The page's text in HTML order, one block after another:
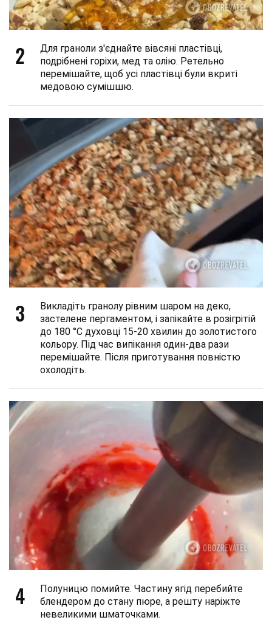
2
Для граноли з'єднайте вівсяні пластівці,
подрібнені горіхи, мед та олію. Ретельно
перемішайте, щоб усі пластівці були вкриті
медовою сумішшю.
3
Викладіть гранолу рівним шаром на деко,
застелене пергаментом, і запікайте в розігрітій
до 180 °C духовці 15-20 хвилин до золотистого
кольору. Під час випікання один-два рази
перемішайте. Після приготування повністю
охолодіть.
4
Полуницю помийте. Частину ягід перебийте
блендером до стану пюре, а решту наріжте
невеликими шматочками.